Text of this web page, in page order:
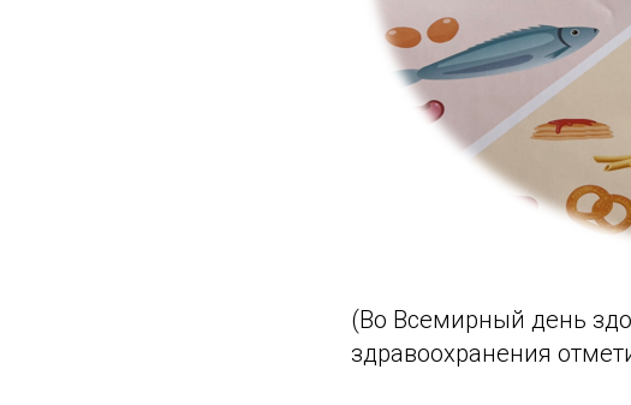
(Во Всемирный день
здравоохранения